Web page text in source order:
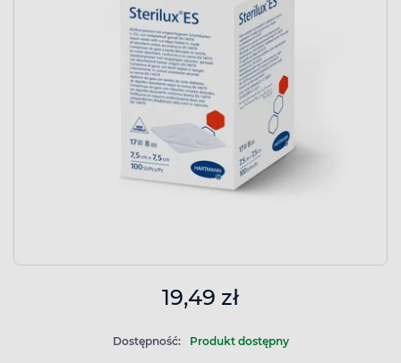
19,49 zł
Dostępność: Produkt dostępny